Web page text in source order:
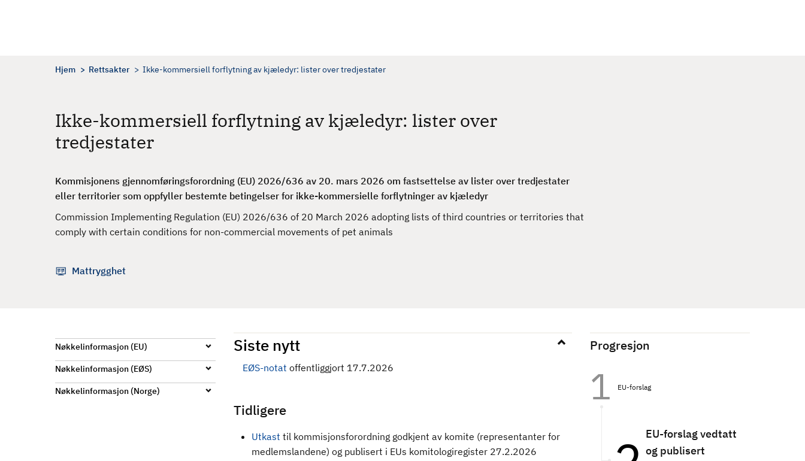
Hjem Rettsakter Ikke-kommersiell forflytning av kjæledyr: lister over tredjestater
Ikke-kommersiell forflytning av kjæledyr: lister over
tredjestater
Kommisjonens gjennomføringsforordning (EU) 2026/636 av 20. mars 2026 om fastsettelse av lister over tredjestater
eller territorier som oppfyller bestemte betingelser for ikke-kommersielle forflytninger av kjæledyr
Commission Implementing Regulation (EU) 2026/636 of 20 March 2026 adopting lists of third countries or territories that
comply with certain conditions for non-commercial movements of pet animals
Mattrygghet
Nøkkelinformasjon (EU)
Nøkkelinformasjon (EØS)
Nøkkelinformasjon (Norge)
Siste nytt
EØS-notat offentliggjort 17.7.2026
Tidligere
Utkast til kommisjonsforordning godkjent av komite (representanter for
medlemslandene) og publisert i EUs komitologiregister 27.2.2026
Progresjon
EU-forslag
EU-forslag vedtatt
og publisert